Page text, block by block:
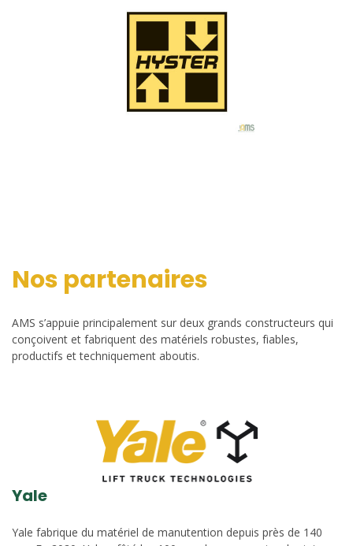
Nos partenaires
AMS s’appuie principalement sur deux grands constructeurs qui
conçoivent et fabriquent des matériels robustes, fiables,
productifs et techniquement aboutis.
Yale
Yale fabrique du matériel de manutention depuis près de 140